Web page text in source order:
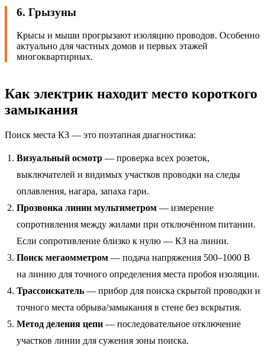
6. Грызуны
Крысы и мыши прогрызают изоляцию проводов. Особенно
актуально для частных домов и первых этажей
многоквартирных.
Как электрик находит место короткого
замыкания
Поиск места КЗ — это поэтапная диагностика:
Визуальный осмотр — проверка всех розеток,
выключателей и видимых участков проводки на следы
оплавления, нагара, запаха гари.
Прозвонка линии мультиметром — измерение
сопротивления между жилами при отключённом питании.
Если сопротивление близко к нулю — КЗ на линии.
Поиск мегаомметром — подача напряжения 500–1000 В
на линию для точного определения места пробоя изоляции.
Трассоискатель — прибор для поиска скрытой проводки и
точного места обрыва/замыкания в стене без вскрытия.
Метод деления цепи — последовательное отключение
участков линии для сужения зоны поиска.